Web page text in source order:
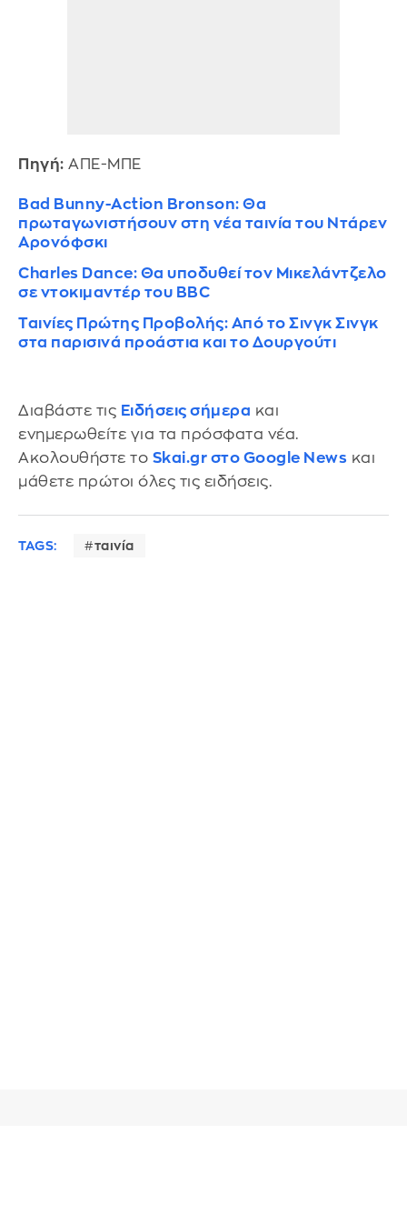
Πηγή: ΑΠΕ-ΜΠΕ
Bad Bunny-Action Bronson: Θα
πρωταγωνιστήσουν στη νέα ταινία του Ντάρεν
Αρονόφσκι
Charles Dance: Θα υποδυθεί τον Μικελάντζελο
σε ντοκιμαντέρ του BBC
Ταινίες Πρώτης Προβολής: Από το Σινγκ Σινγκ
στα παρισινά προάστια και το Δουργούτι
Διαβάστε τις Ειδήσεις σήμερα και
ενημερωθείτε για τα πρόσφατα νέα.
Ακολουθήστε το Skai.gr στο Google News και
μάθετε πρώτοι όλες τις ειδήσεις.
TAGS: ταινία